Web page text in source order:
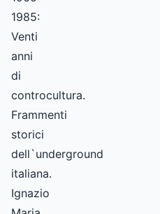
1985:
Venti
anni
di
controcultura.
Frammenti
storici
dell`underground
italiana.
Ignazio